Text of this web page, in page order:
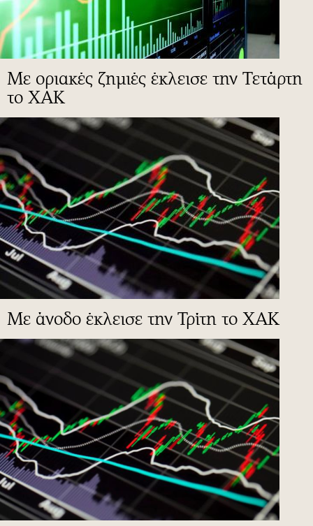
Με οριακές ζημιές έκλεισε την Τετάρτη
το ΧΑΚ
Με άνοδο έκλεισε την Τρίτη το ΧΑΚ